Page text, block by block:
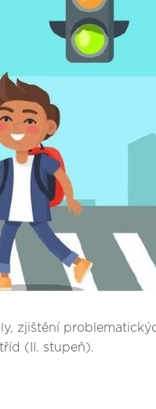
zjištění
(II. stupeň).